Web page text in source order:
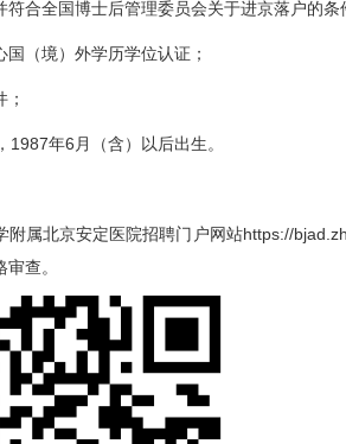
合全国博士后管理委员会关于进京落户的条
（境）外学历学位认证；
1987年6月（含）以后出生。
属北京安定医院招聘门户网站https://
查。